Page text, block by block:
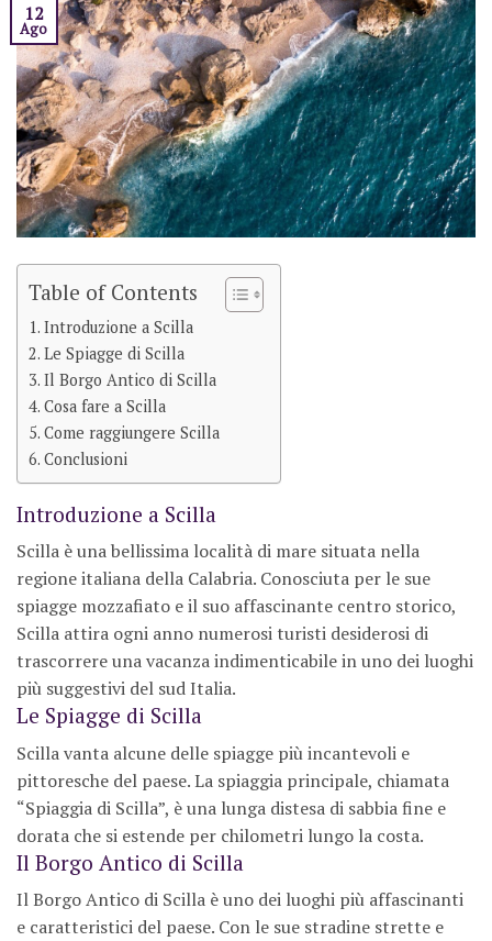
12
Ago
Table of Contents
Introduzione a Scilla
Le Spiagge di Scilla
Il Borgo Antico di Scilla
Cosa fare a Scilla
Come raggiungere Scilla
Conclusioni
Introduzione a Scilla
Scilla è una bellissima località di mare situata nella
regione italiana della Calabria. Conosciuta per le sue
spiagge mozzafiato e il suo affascinante centro storico,
Scilla attira ogni anno numerosi turisti desiderosi di
trascorrere una vacanza indimenticabile in uno dei luoghi
più suggestivi del sud Italia.
Le Spiagge di Scilla
Scilla vanta alcune delle spiagge più incantevoli e
pittoresche del paese. La spiaggia principale, chiamata
“Spiaggia di Scilla”, è una lunga distesa di sabbia fine e
dorata che si estende per chilometri lungo la costa.
Il Borgo Antico di Scilla
Il Borgo Antico di Scilla è uno dei luoghi più affascinanti
e caratteristici del paese. Con le sue stradine strette e